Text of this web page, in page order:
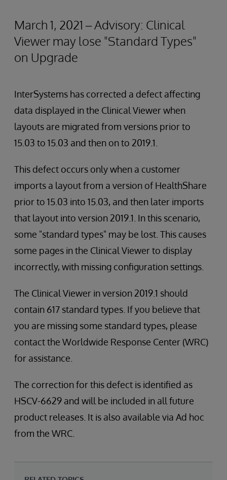
March 1, 2021 – Advisory: Clinical
Viewer may lose "Standard Types"
on Upgrade
InterSystems has corrected a defect affecting
data displayed in the Clinical Viewer when
layouts are migrated from versions prior to
15.03 to 15.03 and then on to 2019.1.
This defect occurs only when a customer
imports a layout from a version of HealthShare
prior to 15.03 into 15.03, and then later imports
that layout into version 2019.1. In this scenario,
some "standard types" may be lost. This causes
some pages in the Clinical Viewer to display
incorrectly, with missing configuration settings.
The Clinical Viewer in version 2019.1 should
contain 617 standard types. If you believe that
you are missing some standard types, please
contact the Worldwide Response Center (WRC)
for assistance.
The correction for this defect is identified as
HSCV-6629 and will be included in all future
product releases. It is also available via Ad hoc
from the WRC.